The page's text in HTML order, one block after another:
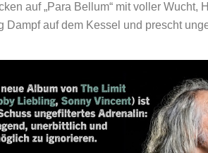
auf „Para Bellum“ mit voller Wucht,
Dampf auf dem Kessel und prescht